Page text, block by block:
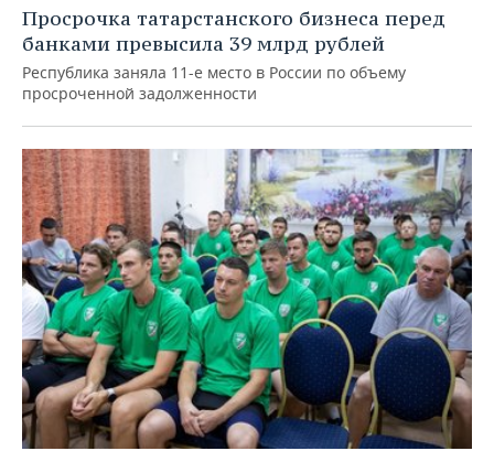
Просрочка татарстанского бизнеса перед
банками превысила 39 млрд рублей
Республика заняла 11-е место в России по объему
просроченной задолженности